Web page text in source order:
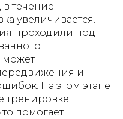
течение
увеличивается.
проходили под
может
и
На этом этапе
тренировке
помогает